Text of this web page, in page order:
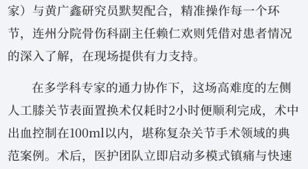
家）与黄广鑫研究员默契配合，精准操作每一个环
节，连州分院骨伤科副主任赖仁欢则凭借对患者情况
的深入了解，在现场提供有力支持。
在多学科专家的通力协作下，这场高难度的左侧
人工膝关节表面置换术仅耗时2小时便顺利完成，术中
出血控制在100ml以内，堪称复杂关节手术领域的典
范案例。术后，医护团队立即启动多模式镇痛与快速